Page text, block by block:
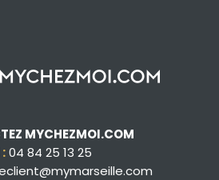
MYCHEZMOI.COM
04 84 25 13 25